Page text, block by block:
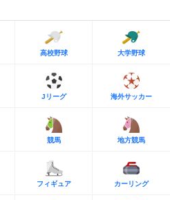
高校野球 大学野球
Jリーグ 海外サッカー
競馬 地方競馬
フィギュア カーリング